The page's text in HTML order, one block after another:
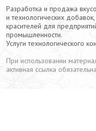
Разработка и продажа
и технологических
красителей для
промышленности.
Услуги технологического
При использовании
активная ссылка